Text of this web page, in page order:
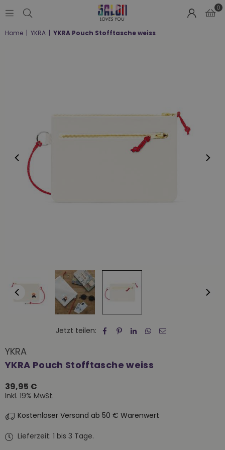
LOVES
0
Home | YKRA | YKRA Pouch Stofftasche weiss
Jetzt teilen:
YKRA
YKRA Pouch Stofftasche weiss
Normaler
Preis
39,95 €
Inkl. 19% MwSt.
Kostenloser Versand ab 50 € Warenwert
Lieferzeit: 1 bis 3 Tage.